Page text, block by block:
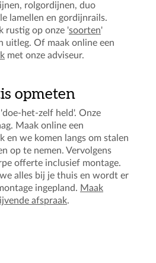
rolgordijnen, duo
lamellen en gordijnrails.
rustig op onze 'soorten'
uitleg. Of maak online een
met onze adviseur.
opmeten
het-zelf held'. Onze
Maak online een
en we komen langs om stalen
op te nemen. Vervolgens
offerte inclusief montage.
alles bij je thuis en wordt er
ingepland. Maak
afspraak.